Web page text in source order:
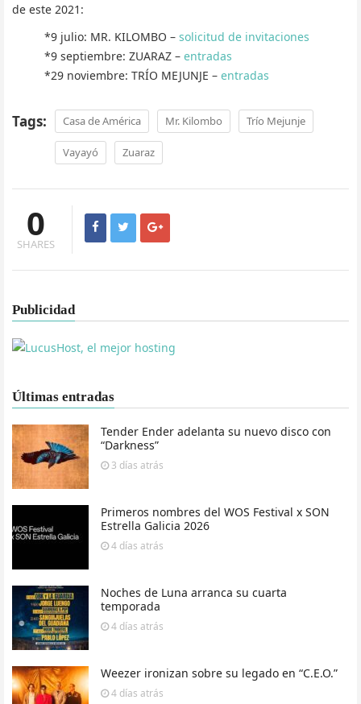
de este 2021:
*9 julio: MR. KILOMBO – solicitud de invitaciones
*9 septiembre: ZUARAZ – entradas
*29 noviembre: TRÍO MEJUNJE – entradas
Tags: Casa de América Mr. Kilombo Trío Mejunje
Vayayó Zuaraz
0
SHARES
Publicidad
Últimas entradas
Tender Ender adelanta su nuevo disco con
“Darkness”
3 días atrás
Primeros nombres del WOS Festival x SON
Estrella Galicia 2026
4 días atrás
Noches de Luna arranca su cuarta
temporada
4 días atrás
Weezer ironizan sobre su legado en “C.E.O.”
4 días atrás